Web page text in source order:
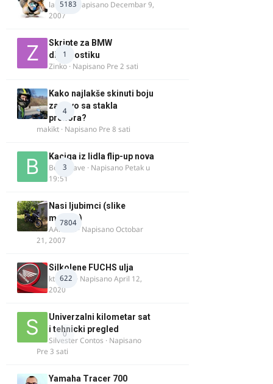
5183
lalajko· Napisano Decembar 9,
2007
1
Skripte za BMW
dijagnostiku
Zinko · Napisano Pre 2 sati
4
Kako najlakše skinuti boju
za drvo sa stakla
prozora?
makikt · Napisano Pre 8 sati
3
Kaciga iz lidla flip-up nova
Bor-i-slave · Napisano Petak u
19:51
7804
Nasi ljubimci (slike
motora)
AArnold · NapisanoOctobar
21, 2007
622
Silkolene FUCHS ulja
ktm600 · NapisanoApril 12,
2020
0
Univerzalni kilometar sat
i tehnicki pregled
Silvester Contos · Napisano
Pre 3 sati
Yamaha Tracer 700